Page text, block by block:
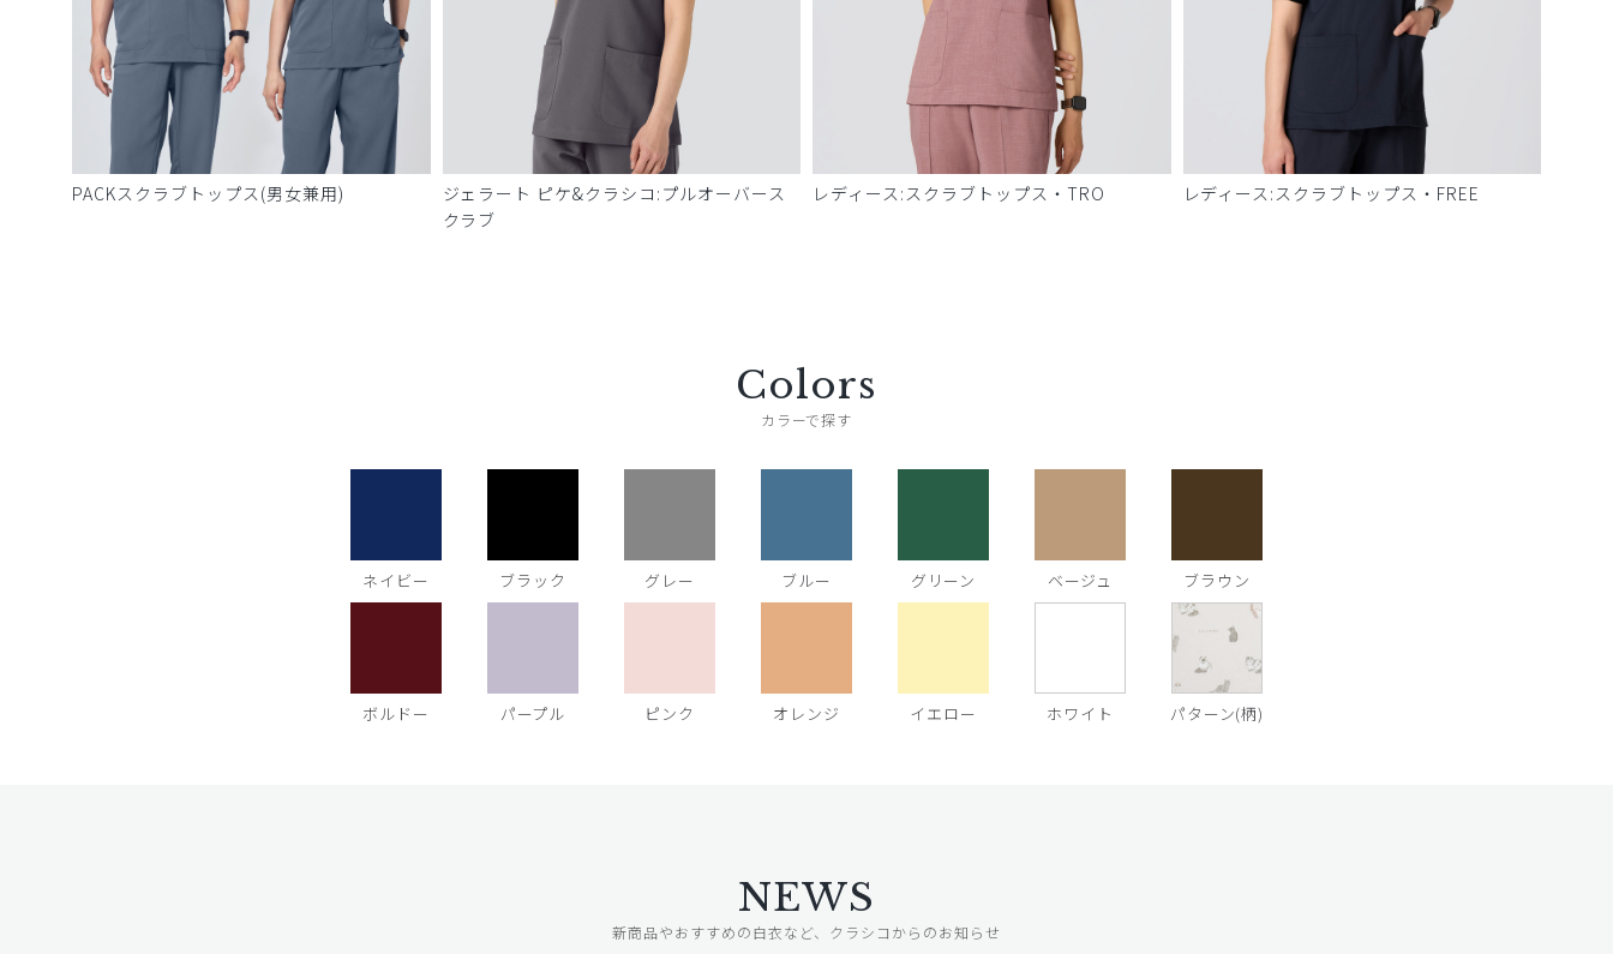
PACKスクラブトップス(男女兼用)
ジェラート ピケ&クラシコ:プルオーバース
クラブ
レディース:スクラブトップス・TRO レディース:スクラブトップス・FREE
Colors
カラーで探す
ネイビー ブラック グレー ブルー グリーン ベージュ ブラウン
ボルドー パープル ピンク オレンジ イエロー ホワイト パターン(柄)
NEWS
新商品やおすすめの白衣など、クラシコからのお知らせ